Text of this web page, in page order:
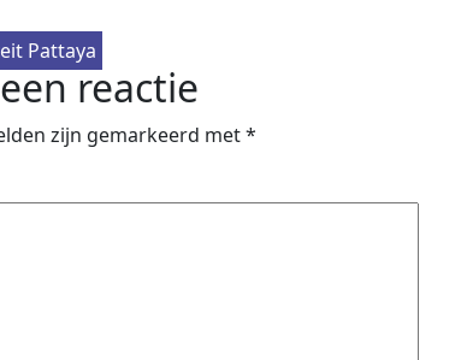
Pattaya
reactie
zijn gemarkeerd met*